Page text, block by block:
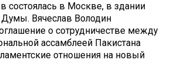
состоялась в Москве, в здании
Думы. Вячеслав Володин
о сотрудничестве между
ассамблеей Пакистана
отношения на новый